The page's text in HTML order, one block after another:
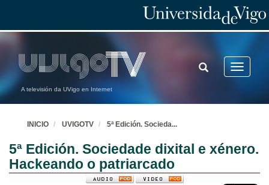
A televisión da UVigo en Internet
Toggle
TOGGLE
SEARCH
INICIO UVIGOTV 5ª Edición. Socieda...
5ª Edición. Sociedade dixital e xénero.
Hackeando o patriarcado